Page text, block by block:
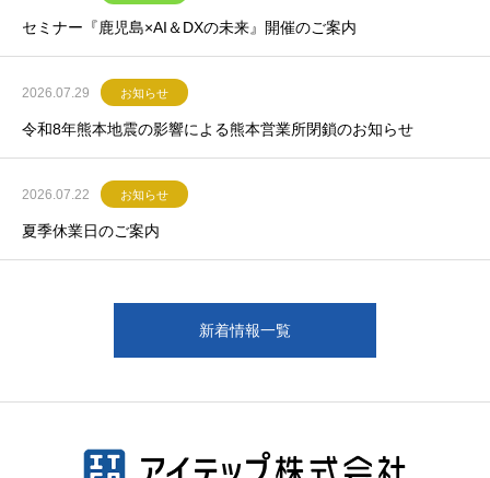
セミナー『鹿児島×AI＆DXの未来』開催のご案内
2026.07.29 お知らせ
令和8年熊本地震の影響による熊本営業所閉鎖のお知らせ
2026.07.22 お知らせ
夏季休業日のご案内
新着情報一覧